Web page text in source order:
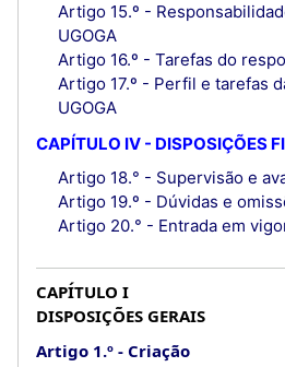
Artigo 15.º -
UGOGA
Artigo 16.º - Tarefas do
Artigo 17.º - Perfil e tarefas
UGOGA
CAPÍTULO IV - DISPOSIÇÕES
Artigo 18.° - Supervisão e
Artigo 19.º - Dúvidas e
Artigo 20.° - Entrada em
CAPÍTULO I
DISPOSIÇÕES GERAIS
Artigo 1.º
Criação